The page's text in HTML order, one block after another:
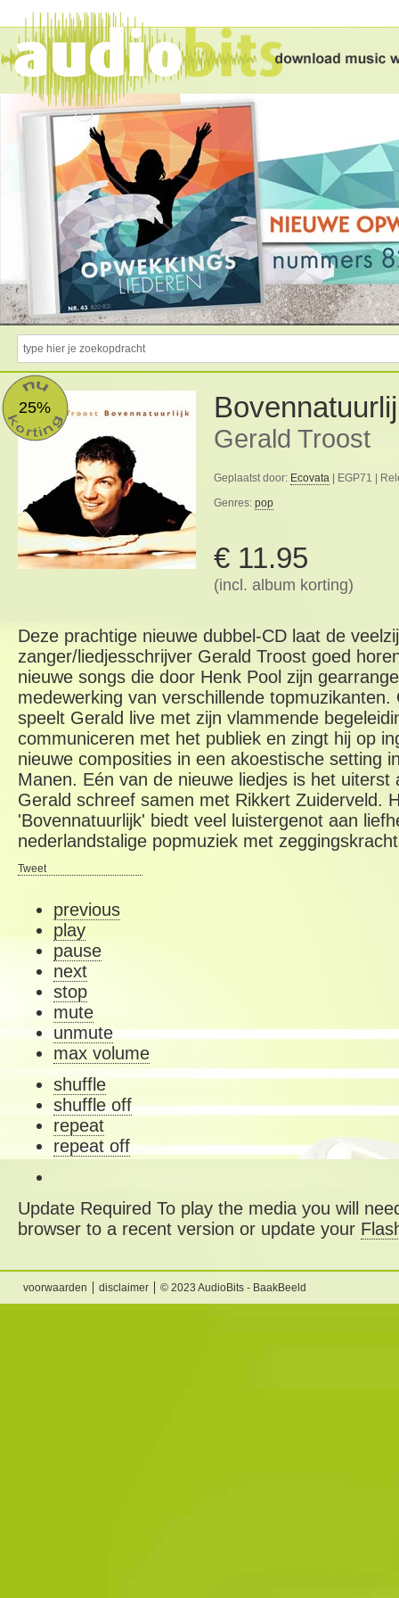
25%
Gerald Troost
Geplaatst door: Ecovata | EGP71 |
Genres: pop
€ 11.95
(incl. album korting)
Deze prachtige nieuwe dubbel-CD laat de
zanger/liedjesschrijver Gerald Troost goed
nieuwe songs die door Henk Pool zijn
medewerking van verschillende
speelt Gerald live met zijn vlammende
communiceren met het publiek en zingt hij op
nieuwe composities in een akoestische setting
Manen. Eén van de nieuwe liedjes is het
Gerald schreef samen met Rikkert Zuiderveld.
'Bovennatuurlijk' biedt veel luistergenot aan
nederlandstalige popmuziek met
Tweet
previous
play
pause
next
stop
mute
unmute
max volume
shuffle
shuffle off
repeat
repeat off
Update Required To play the media you will
browser to a recent version or update your
voorwaarden disclaimer © 2023 AudioBits - BaakBeeld